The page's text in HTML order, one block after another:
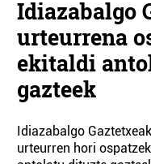
Idiazabalgo
urteurrena
ekitaldi
gazteek
Idiazabalgo
urteurren hori